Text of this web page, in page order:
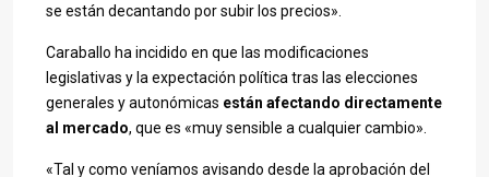
se están decantando por subir los precios».
Caraballo ha incidido en que las modificaciones
legislativas y la expectación política tras las elecciones
generales y autonómicas están afectando directamente
al mercado, que es «muy sensible a cualquier cambio».
«Tal y como veníamos avisando desde la aprobación del